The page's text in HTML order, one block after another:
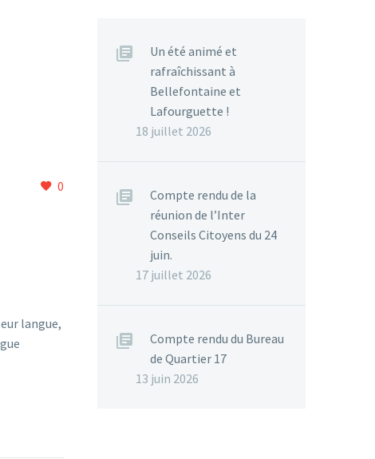
0
langue,
Un été animé et
rafraîchissant à
Bellefontaine et
Lafourguette !
18 juillet 2026
Compte rendu de la
réunion de l’Inter
Conseils Citoyens du 24
juin.
17 juillet 2026
Compte rendu du Bureau
de Quartier 17
13 juin 2026